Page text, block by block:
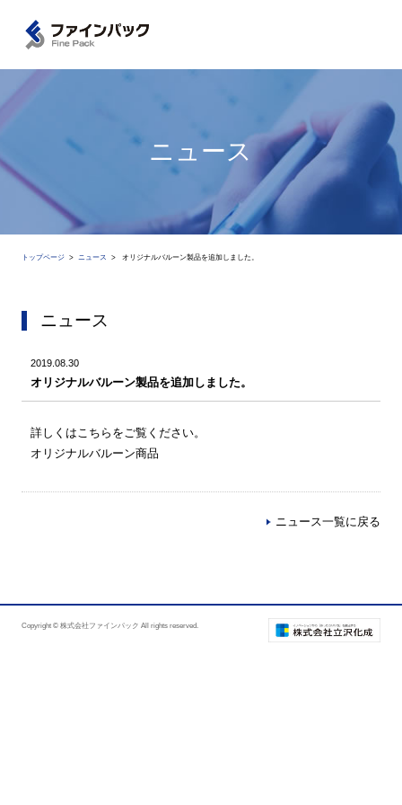
ニュース
トップページ ニュース オリジナルバルーン製品を追加しました。
ニュース
オリジナルバルーン製品を追加しました。
2019.08.30
詳しくはこちらをご覧ください。
オリジナルバルーン商品
ニュース一覧に戻る
Copyright © 株式会社ファインパック All rights reserved.